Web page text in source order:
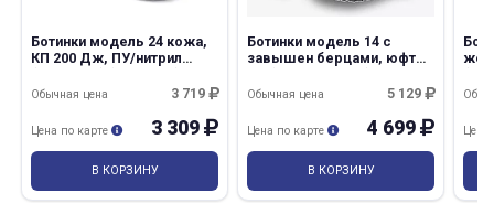
Ботинки модель 24 кожа,
КП 200 Дж, ПУ/нитрил
3 719
Обычная цена
3 309
Цена по карте
В КОРЗИНУ
Ботинки модель 14 с
завышен берцами, юфть,
5 129
Обычная цена
4 699
Цена по карте
В КОРЗИНУ
Цена